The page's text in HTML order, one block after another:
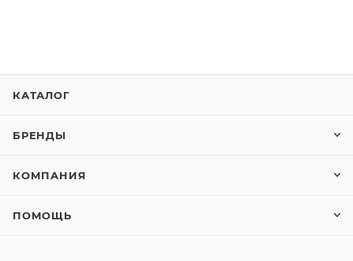
КАТАЛОГ
БРЕНДЫ
КОМПАНИЯ
ПОМОЩЬ